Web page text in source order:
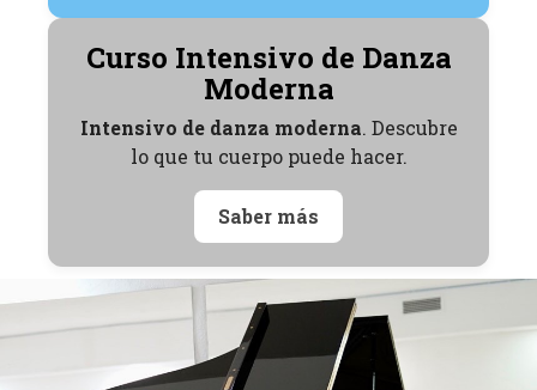
Curso Intensivo de Danza
Moderna
Intensivo de danza moderna. Descubre
lo que tu cuerpo puede hacer.
Saber más